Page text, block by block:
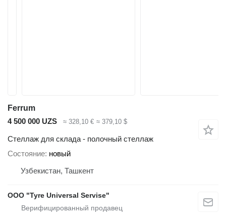
Ferrum
4 500 000 UZS
≈ 328,10 € ≈ 379,10 $
Стеллаж для склада - полочный стеллаж
Состояние новый
Узбекистан, Ташкент
OOO "Tyre Universal Servise"